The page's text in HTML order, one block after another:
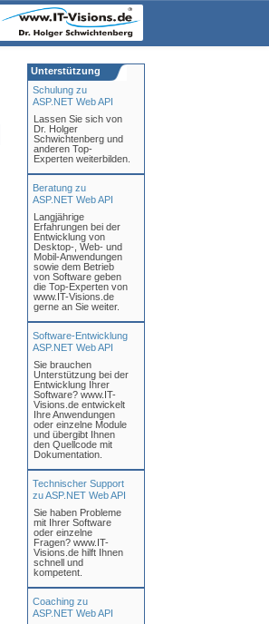
Schulung zu
ASP.NET Web API
Lassen Sie sich von
Dr. Holger
Schwichtenberg und
anderen Top-
Experten weiterbilden.
Beratung zu
ASP.NET Web API
Langjährige
Erfahrungen bei der
Entwicklung von
Desktop-, Web- und
Mobil-Anwendungen
sowie dem Betrieb
von Software geben
die Top-Experten von
www.IT-Visions.de
gerne an Sie weiter.
Software-Entwicklung
ASP.NET Web API
Sie brauchen
Unterstützung bei der
Entwicklung Ihrer
Software? www.IT-
Visions.de entwickelt
Ihre Anwendungen
oder einzelne Module
und übergibt Ihnen
den Quellcode mit
Dokumentation.
Technischer Support
zu ASP.NET Web API
Sie haben Probleme
mit Ihrer Software
oder einzelne
Fragen? www.IT-
Visions.de hilft Ihnen
schnell und
kompetent.
Coaching zu
ASP.NET Web API
Unterstützung